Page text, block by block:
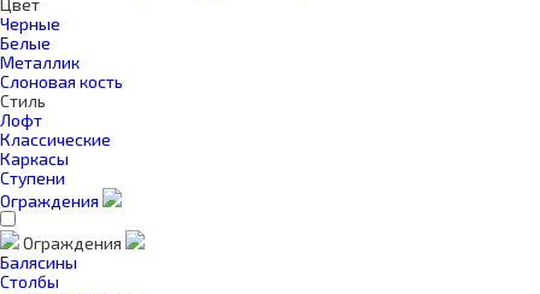
Цвет
Черные
Белые
Металлик
Слоновая кость
Стиль
Лофт
Классические
Каркасы
Ступени
Ограждения
Ограждения
Балясины
Столбы